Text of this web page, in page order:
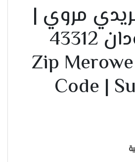
مروي |
السودان 43312
Zip
Code |